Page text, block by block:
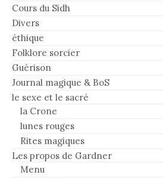
Cours du Sidh
Divers
éthique
Folklore sorcier
Guérison
Journal magique & BoS
le sexe et le sacré
la Crone
lunes rouges
Rites magiques
Les propos de Gardner
Menu